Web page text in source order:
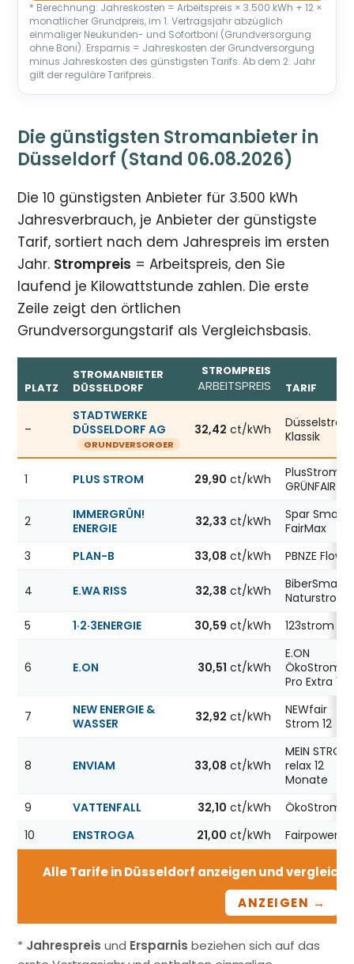
* Berechnung: Jahreskosten = Arbeitspreis × 3.500 kWh + 12 ×
monatlicher Grundpreis, im 1. Vertragsjahr abzüglich
einmaliger Neukunden- und Sofortboni (Grundversorgung
ohne Boni). Ersparnis = Jahreskosten der Grundversorgung
minus Jahreskosten des günstigsten Tarifs. Ab dem 2. Jahr
gilt der reguläre Tarifpreis.
Die günstigsten Stromanbieter in
Düsseldorf (Stand 06.08.2026)
Die 10 günstigsten Anbieter für 3.500 kWh
Jahresverbrauch, je Anbieter der günstigste
Tarif, sortiert nach dem Jahrespreis im ersten
Jahr. Strompreis = Arbeitspreis, den Sie
laufend je Kilowattstunde zahlen. Die erste
Zeile zeigt den örtlichen
Grundversorgungstarif als Vergleichsbasis.
Günstigste Stromanbieter in Düsseldorf, Stand
PLATZ
STROMANBIETER
DÜSSELDORF
STROMPREIS
ARBEITSPREIS TARIF
–
STADTWERKE
DÜSSELDORF AG
GRUNDVERSORGER
32,42 ct/kWh
Düsselstrom
Klassik
1 PLUS STROM 29,90 ct/kWh
PlusStrom
GRÜNFAIR
2
IMMERGRÜN!
ENERGIE
32,33 ct/kWh
Spar Smart
FairMax
3
PLAN-B 33,08 ct/kWh PBNZE Flow12
4 E.WA RISS 32,38 ct/kWh
BiberSmart
Naturstrom
5
1·2·3ENERGIE 30,59 ct/kWh 123strom
6 E.ON 30,51 ct/kWh
E.ON
ÖkoStrom
Pro Extra 12
7
NEW ENERGIE &
WASSER
32,92 ct/kWh
NEWfair
Strom 12
8 ENVIAM 33,08 ct/kWh
MEIN STROM
relax 12
Monate
9
VATTENFALL 32,10 ct/kWh
ÖkoStrom12
10
ENSTROGA 21,00 ct/kWh Fairpower X
Alle Tarife in Düsseldorf anzeigen und
ANZEIGEN →
* Jahrespreis und Ersparnis beziehen sich auf das